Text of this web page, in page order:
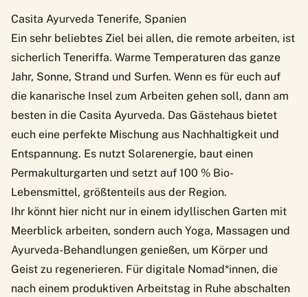
Casita Ayurveda Tenerife, Spanien
Ein sehr beliebtes Ziel bei allen, die remote arbeiten, ist
sicherlich Teneriffa. Warme Temperaturen das ganze
Jahr, Sonne, Strand und Surfen. Wenn es für euch auf
die kanarische Insel zum Arbeiten gehen soll, dann am
besten in die Casita Ayurveda. Das Gästehaus bietet
euch eine perfekte Mischung aus Nachhaltigkeit und
Entspannung. Es nutzt Solarenergie, baut einen
Permakulturgarten und setzt auf 100 % Bio-
Lebensmittel, größtenteils aus der Region.
Ihr könnt hier nicht nur in einem idyllischen Garten mit
Meerblick arbeiten, sondern auch Yoga, Massagen und
Ayurveda-Behandlungen genießen, um Körper und
Geist zu regenerieren. Für digitale Nomad*innen, die
nach einem produktiven Arbeitstag in Ruhe abschalten